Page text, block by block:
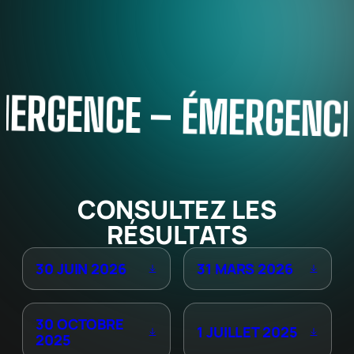
– ÉMERGENCE–
CONSULTEZ LES
RÉSULTATS
30 JUIN 2026 31 MARS 2026
30 OCTOBRE
2025
1 JUILLET 2025